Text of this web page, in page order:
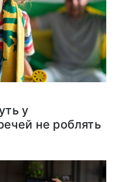
у
не роблять